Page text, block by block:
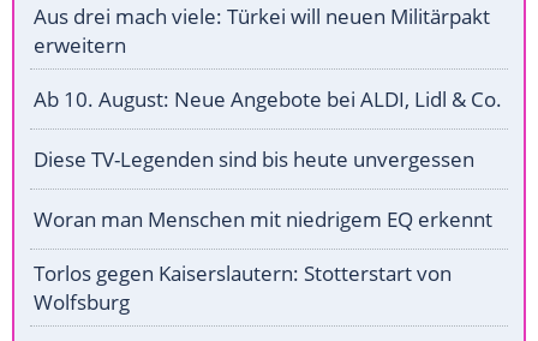
Aus drei mach viele: Türkei will neuen Militärpakt
erweitern
Ab 10. August: Neue Angebote bei ALDI, Lidl & Co.
Diese TV-Legenden sind bis heute unvergessen
Woran man Menschen mit niedrigem EQ erkennt
Torlos gegen Kaiserslautern: Stotterstart von
Wolfsburg